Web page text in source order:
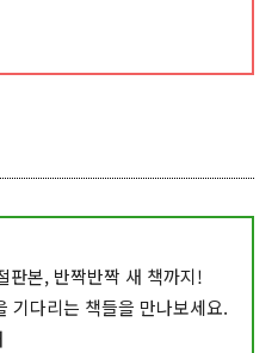
판본, 반짝반짝 새 책까지!
기다리는 책들을 만나보세요.